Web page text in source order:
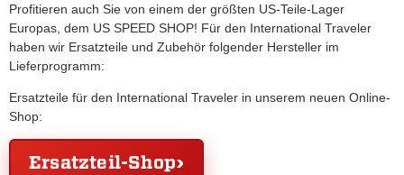
Profitieren auch Sie von einem der größten US-Teile-Lager
Europas, dem US SPEED SHOP! Für den International Traveler
haben wir Ersatzteile und Zubehör folgender Hersteller im
Lieferprogramm:
Ersatzteile für den International Traveler in unserem neuen Online-
Shop:
Ersatzteil-Shop